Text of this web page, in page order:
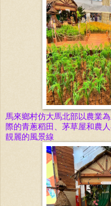
馬來鄉村仿大馬北部以農業
際的青蔥稻田、茅草屋和農
靚麗的風景線